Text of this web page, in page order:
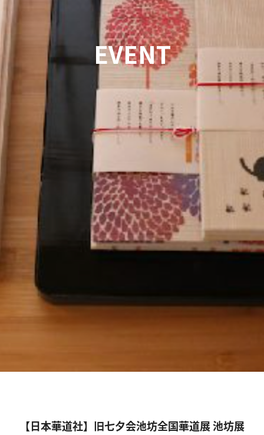
EVENT
【日本華道社】旧七夕会池坊全国華道展 池坊展